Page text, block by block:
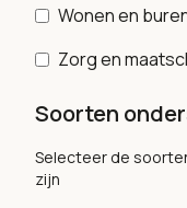
Wonen en
Zorg en
Soorten
Selecteer de
zijn